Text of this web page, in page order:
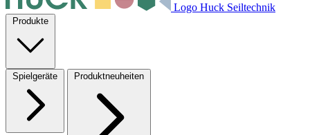
Logo Huck Seiltechnik
Produkte
Spielgeräte Produktneuheiten